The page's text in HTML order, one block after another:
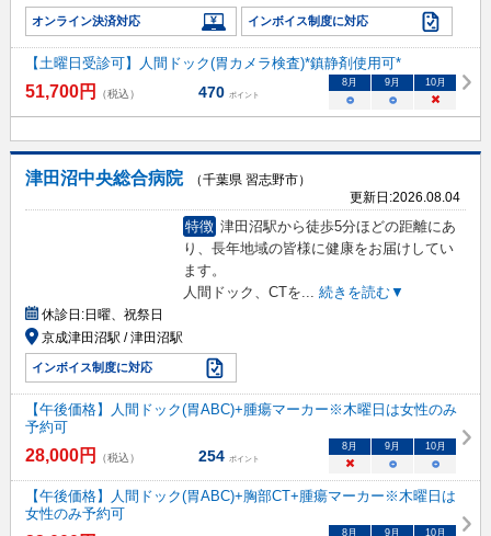
オンライン決済対応 インボイス制度に対応
【土曜日受診可】人間ドック(胃カメラ検査)*鎮静剤使用可*
51,700円 （税込） 470 ポイント
8 月 9 月 10月
○ ○ ×
津田沼中央総合病院
（千葉県 習志野市）
更新日:2026.08.04
特徴 津田沼駅から徒歩5分ほどの距離にあ
り、長年地域の皆様に健康をお届けしてい
ます。
人間ドック、CTを
続きを読む▼
休診日:日曜、祝祭日
京成津田沼駅 / 津田沼駅
インボイス制度に対応
【午後価格】人間ドック(胃ABC)+腫瘍マーカー※木曜日は女性のみ
予約可
28,000円 （税込） 254 ポイント
8 月 9 月 10月
× ○ ○
【午後価格】人間ドック(胃ABC)+胸部CT+腫瘍マーカー※木曜日は
女性のみ予約可
8 月 9 月 10月